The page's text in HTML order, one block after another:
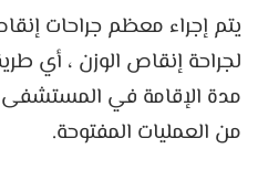
يتم إجراء معظم جراحات
لجراحة إنقاص الوزن ، أي
مدة الإقامة في المستشفى
من العمليات المفتوحة.